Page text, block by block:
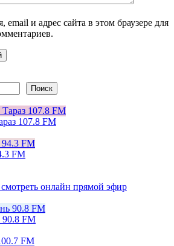
и адрес сайта в этом браузере для
Поиск
107.8 FM
FM
онлайн прямой эфир
FM